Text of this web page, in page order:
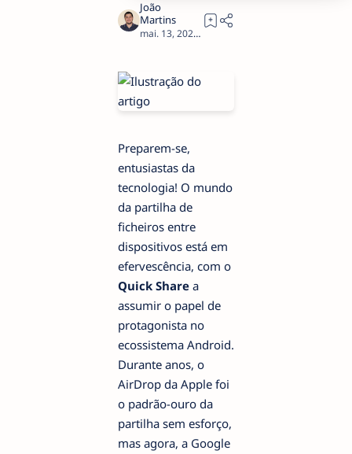
Preparem-se,
entusiastas da
tecnologia! O mundo
da partilha de
ficheiros entre
dispositivos está em
efervescência, com o
Quick Share a
assumir o papel de
protagonista no
ecossistema Android.
Durante anos, o
AirDrop da Apple foi
o padrão-ouro da
partilha sem esforço,
mas agora, a Google